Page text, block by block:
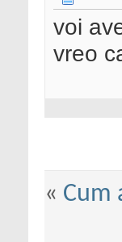
voi
vreo
« Cum